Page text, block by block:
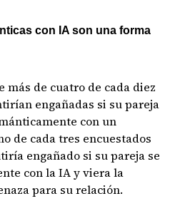
con IA son una forma
más de cuatro de cada diez
engañadas si su pareja
con un
de cada tres encuestados
engañado si su pareja se
con la IA y viera la
para su relación.